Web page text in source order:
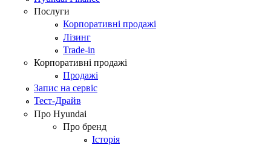
Послуги
Корпоративні продажі
Лізинг
Trade-in
Корпоративні продажі
Продажі
Запис на сервіс
Тест-Драйв
Про Hyundai
Про бренд
Історія